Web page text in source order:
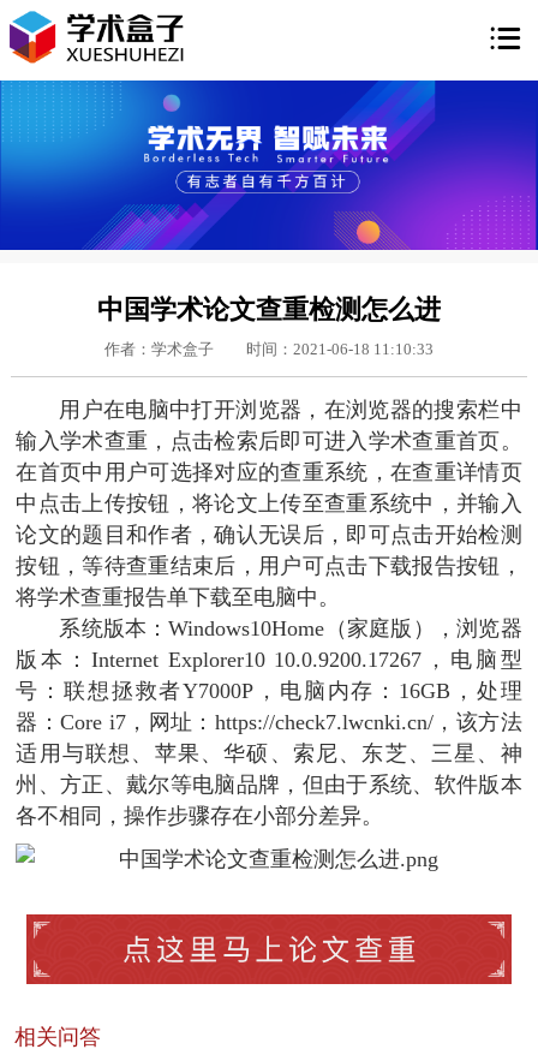

中国学术论文查重检测怎么进
作者：学术盒子 时间：2021-06-18 11:10:33
用户在电脑中打开浏览器，在浏览器的搜索栏中
输入学术查重，点击检索后即可进入学术查重首页。
在首页中用户可选择对应的查重系统，在查重详情页
中点击上传按钮，将论文上传至查重系统中，并输入
论文的题目和作者，确认无误后，即可点击开始检测
按钮，等待查重结束后，用户可点击下载报告按钮，
将学术查重报告单下载至电脑中。
系统版本：Windows10Home（家庭版），浏览器
版本：Internet Explorer10 10.0.9200.17267，电脑型
号：联想拯救者Y7000P，电脑内存：16GB，处理
器：Core i7，网址：https://check7.lwcnki.cn/，该方法
适用与联想、苹果、华硕、索尼、东芝、三星、神
州、方正、戴尔等电脑品牌，但由于系统、软件版本
各不相同，操作步骤存在小部分差异。
相关问答